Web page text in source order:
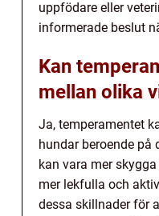
uppfödare eller
informerade beslut
Kan
mellan olika
Ja, temperamentet
hundar beroende på
kan vara mer
mer lekfulla och
dessa skillnader för